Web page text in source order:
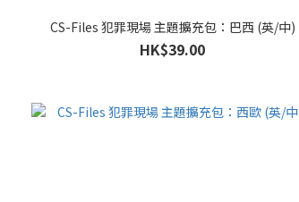
CS-Files 犯罪現場 主題擴充包：巴西 (英/中)
HK$39.00